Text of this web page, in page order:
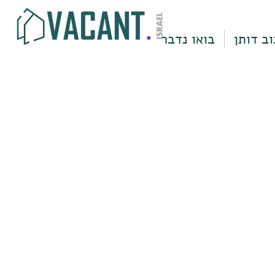
בואו נדבר דותן